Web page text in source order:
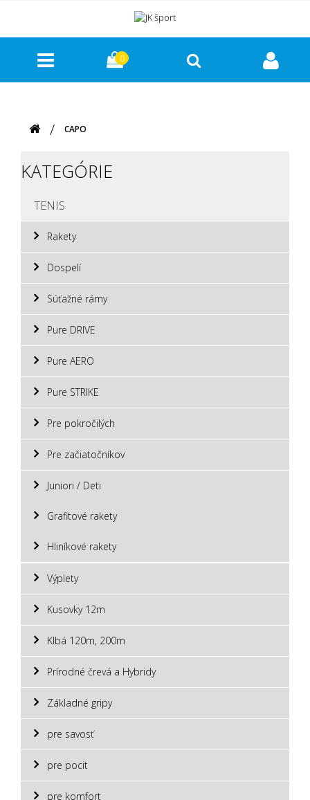
0
CAPO
KATEGÓRIE
TENIS
Rakety
Dospelí
Súťažné rámy
Pure DRIVE
Pure AERO
Pure STRIKE
Pre pokročilých
Pre začiatočníkov
Juniori / Deti
Grafitové rakety
Hliníkové rakety
Výplety
Kusovky 12m
Klbá 120m, 200m
Prírodné črevá a Hybridy
Základné gripy
pre savosť
pre pocit
pre komfort